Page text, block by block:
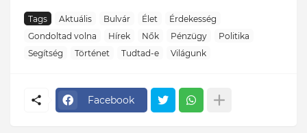
Tags Aktuális Bulvár Élet
Érdekesség
Gondoltad volna
Hírek Nők Pénzügy
Politika
Segítség
Történet Tudtad-e Világunk
Facebook